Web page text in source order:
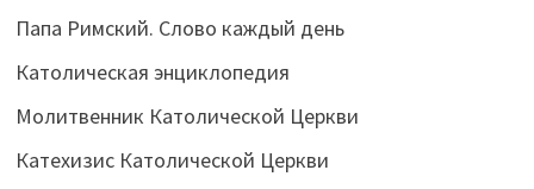
Папа Римский. Слово каждый день
Католическая энциклопедия
Молитвенник Католической Церкви
Катехизис Католической Церкви